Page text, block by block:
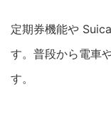
定期券機能や
す。普段から電車
す。